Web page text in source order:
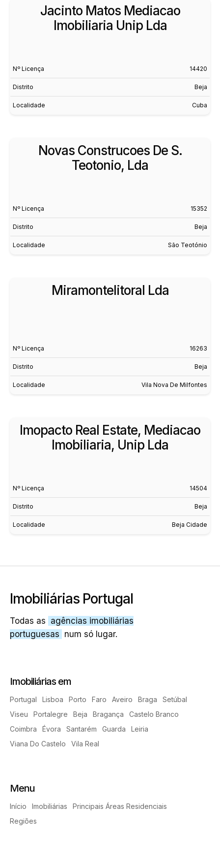
Jacinto Matos Mediacao
Imobiliaria Unip Lda
Nº Licença 14420
Distrito Beja
Localidade Cuba
Novas Construcoes De S.
Teotonio, Lda
Nº Licença 15352
Distrito Beja
Localidade São Teotónio
Miramontelitoral Lda
Nº Licença 16263
Distrito Beja
Localidade Vila Nova De Milfontes
Imopacto Real Estate, Mediacao
Imobiliaria, Unip Lda
Nº Licença 14504
Distrito Beja
Localidade Beja Cidade
Imobiliárias Portugal
Todas as agências imobiliárias
portuguesas num só lugar.
Imobiliárias em
Portugal Lisboa Porto Faro Aveiro Braga
Setúbal
Viseu
Portalegre Beja Bragança
Castelo Branco
Coimbra
Évora Santarém Guarda
Leiria
Viana Do Castelo
Vila Real
Menu
Início Imobiliárias
Principais Áreas Residenciais
Regiões